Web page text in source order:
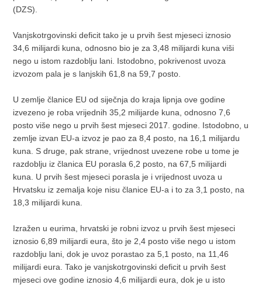
(DZS).
Vanjskotrgovinski deficit tako je u prvih šest mjeseci iznosio
34,6 milijardi kuna, odnosno bio je za 3,48 milijardi kuna viši
nego u istom razdoblju lani. Istodobno, pokrivenost uvoza
izvozom pala je s lanjskih 61,8 na 59,7 posto.
U zemlje članice EU od siječnja do kraja lipnja ove godine
izvezeno je roba vrijednih 35,2 milijarde kuna, odnosno 7,6
posto više nego u prvih šest mjeseci 2017. godine. Istodobno, u
zemlje izvan EU-a izvoz je pao za 8,4 posto, na 16,1 milijardu
kuna. S druge, pak strane, vrijednost uvezene robe u tome je
razdoblju iz članica EU porasla 6,2 posto, na 67,5 milijardi
kuna. U prvih šest mjeseci porasla je i vrijednost uvoza u
Hrvatsku iz zemalja koje nisu članice EU-a i to za 3,1 posto, na
18,3 milijardi kuna.
Izražen u eurima, hrvatski je robni izvoz u prvih šest mjeseci
iznosio 6,89 milijardi eura, što je 2,4 posto više nego u istom
razdoblju lani, dok je uvoz porastao za 5,1 posto, na 11,46
milijardi eura. Tako je vanjskotrgovinski deficit u prvih šest
mjeseci ove godine iznosio 4,6 milijardi eura, dok je u isto